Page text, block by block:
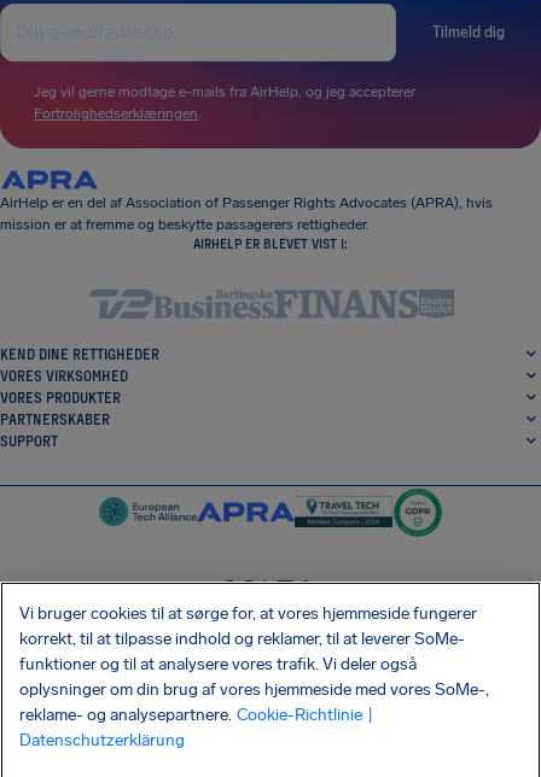
Tilmeld dig
Jeg vil gerne modtage e-mails fra AirHelp, og jeg accepterer
Fortrolighedserklæringen.
AirHelp er en del af Association of Passenger Rights Advocates (APRA), hvis
mission er at fremme og beskytte passagerers rettigheder.
AIRHELP ER BLEVET VIST I:
KEND DINE RETTIGHEDER
VORES VIRKSOMHED
VORES PRODUKTER
PARTNERSKABER
SUPPORT
SocialFacebook
SocialTwitter
SocialInstagram
SocialLinkedin
HENT VORES GRATIS APP
Vi bruger cookies til at sørge for, at vores hjemmeside fungerer
korrekt, til at tilpasse indhold og reklamer, til at leverer SoMe-
funktioner og til at analysere vores trafik. Vi deler også
oplysninger om din brug af vores hjemmeside med vores SoMe-,
reklame- og analysepartnere. Cookie-Richtlinie
Datenschutzerklärung